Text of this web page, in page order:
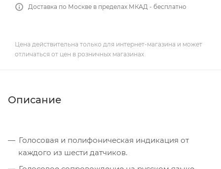
Доставка по Москве в пределах МКАД - бесплатно
Цена действительна только для интернет-магазина и может
отличаться от цен в розничных магазинах
Описание
Голосовая и полифоническая индикация от
каждого из шести датчиков.